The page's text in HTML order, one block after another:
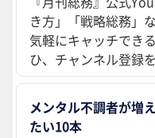
き方」「戦略総務」
気軽にキャッチでき
ひ、チャンネル登録
メンタル不調者が増
たい10本